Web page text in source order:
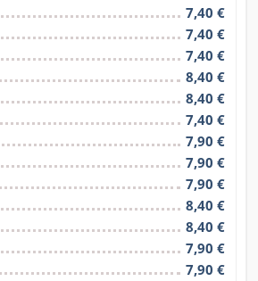
7,40 €
7,40 €
7,40 €
8,40 €
8,40 €
7,40 €
7,90 €
7,90 €
7,90 €
8,40 €
8,40 €
7,90 €
7,90 €